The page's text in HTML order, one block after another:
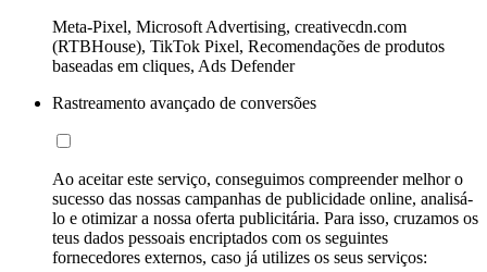
Meta-Pixel, Microsoft Advertising, creativecdn.com
(RTBHouse), TikTok Pixel, Recomendações de produtos
baseadas em cliques, Ads Defender
Rastreamento avançado de conversões
Ao aceitar este serviço, conseguimos compreender melhor o
sucesso das nossas campanhas de publicidade online, analisá-
lo e otimizar a nossa oferta publicitária. Para isso, cruzamos os
teus dados pessoais encriptados com os seguintes
fornecedores externos, caso já utilizes os seus serviços: